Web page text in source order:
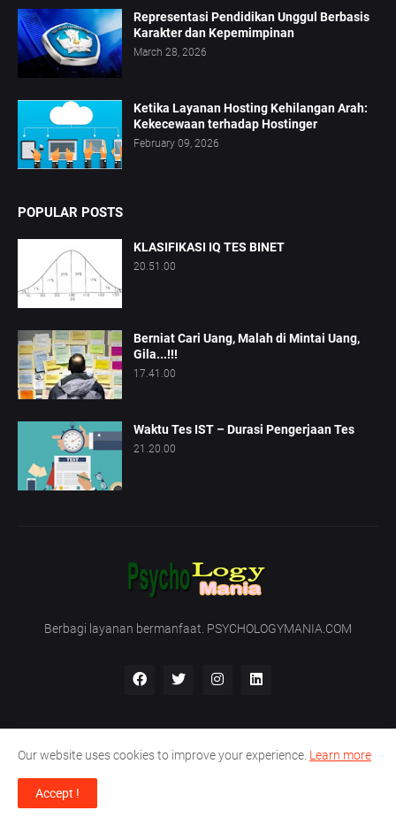
Representasi Pendidikan Unggul Berbasis
Karakter dan Kepemimpinan
March 28, 2026
Ketika Layanan Hosting Kehilangan Arah:
Kekecewaan terhadap Hostinger
February 09, 2026
POPULAR POSTS
KLASIFIKASI IQ TES BINET
20.51.00
Berniat Cari Uang, Malah di Mintai Uang,
Gila...!!!
17.41.00
Waktu Tes IST – Durasi Pengerjaan Tes
21.20.00
Berbagi layanan bermanfaat. PSYCHOLOGYMANIA.COM
Support by -
Tentang Kami Hubungi Kami
Our website uses cookies to improve your experience. Learn more
Accept !